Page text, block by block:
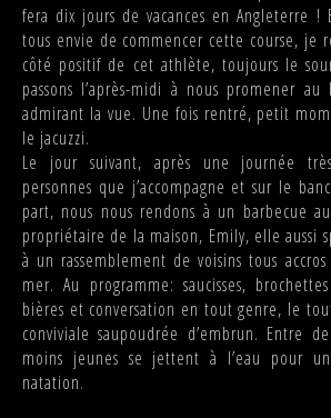
fera dix jours de vacances en Angleterre !
tous envie de commencer cette course, je
côté positif de cet athlète, toujours le
passons l’après-midi à nous promener
admirant la vue. Une fois rentré, petit
le jacuzzi.
Le jour suivant, après une journée
personnes que j’accompagne et sur le
part, nous nous rendons à un barbecue
propriétaire de la maison, Emily, elle aussi
à un rassemblement de voisins tous
mer. Au programme: saucisses,
bières et conversation en tout genre, le
conviviale saupoudrée d’embrun. Entre
moins jeunes se jettent à l’eau pour
natation.